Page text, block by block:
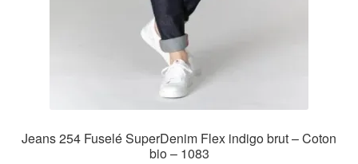
Jeans 254 Fuselé SuperDenim Flex indigo brut – Coton
bio – 1083